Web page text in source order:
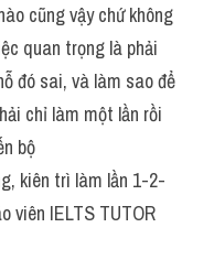
cũng vậy chứ không
quan trọng là phải
đó sai, và làm sao để
chỉ làm một lần rồi
bộ
kiên trì làm lần 1-2-
viên IELTS TUTOR